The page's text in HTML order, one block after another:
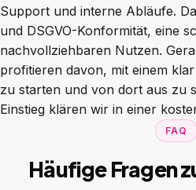
Support und interne Abläufe.
und DSGVO-Konformität, eine
nachvollziehbaren Nutzen.
profitieren davon, mit einem
zu starten und von dort aus zu
Einstieg klären wir in einer
FAQ
Häufige Fragen